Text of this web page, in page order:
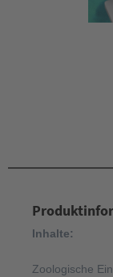
Inhalte:
Zoologische